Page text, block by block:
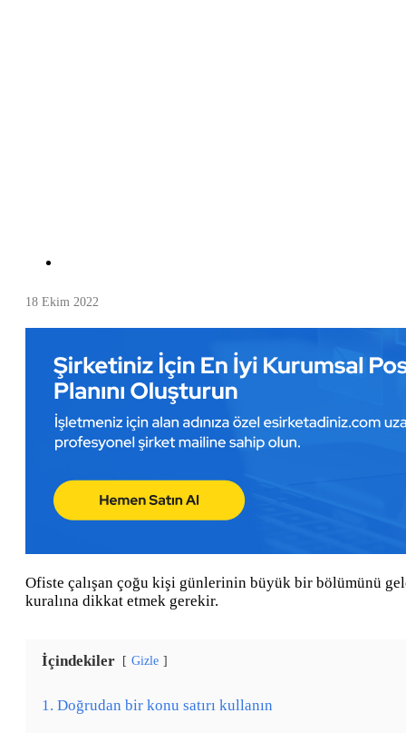
18 Ekim 2022
Ofiste çalışan çoğu kişi günlerinin büyük bir bölümünü
kuralına dikkat etmek gerekir.
İçindekiler Gizle
1. Doğrudan bir konu satırı kullanın